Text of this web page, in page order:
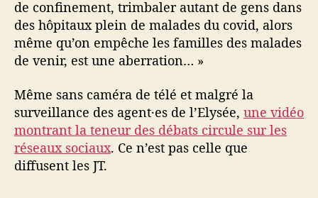
de confinement, trimbaler autant de gens dans
des hôpitaux plein de malades du covid, alors
même qu’on empêche les familles des malades
de venir, est une aberration… »
Même sans caméra de télé et malgré la
surveillance des agent·es de l’Elysée, une vidéo
montrant la teneur des débats circule sur les
réseaux sociaux. Ce n’est pas celle que
diffusent les JT.